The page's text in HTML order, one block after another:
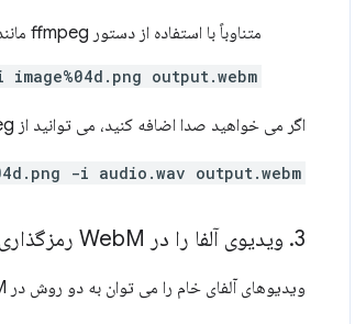
متناوباً با استفاده از دستور ffmpeg مانند این فایل ها را مستقیماً در WebM رمزگذاری کنید:
output.webm
اگر می خواهید صدا اضافه کنید، می توانید از ffmpeg برای mux کردن آن با دستوری مانند این استفاده کنید:
-i audio.wav output.webm
3
. ویدیوی آلفا را در Web M رمزگذاری کنید
ویدیوهای آلفای خام را می توان به دو روش در WebM کدگذاری کرد.